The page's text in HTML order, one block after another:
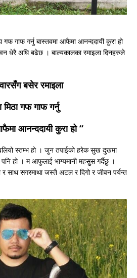
गफ गाफ गर्नु बास्तवमा आफैमा आनन्ददायी कुरा हो
धेरै अघि बढेछ । बाल्यकालका रमाइला दिनहरुले
बसेर रमाइला
मिठा गफ गाफ गर्नु
आनन्ददायी कुरा हो ”
स्तम्भ हो । जुन तपाईको हरेक सुख दुखमा
हो । म आफुलाई भाग्यमानी महसुुस गर्दैछु ।
र साथ सगरमाथा जस्तै अटल र दिगो र जीवन पर्यन्त